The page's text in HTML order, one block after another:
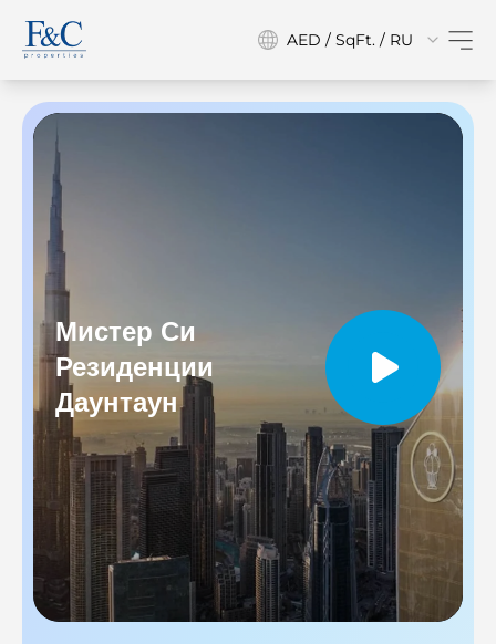
AED / SqFt. / RU
Мистер Си
Резиденции
Даунтаун